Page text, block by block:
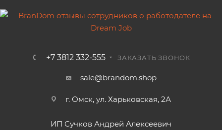
+7 3812 332-555 ЗАКАЗАТЬ ЗВОНОК
sale@brandom.shop
г. Омск, ул. Харьковская, 2А
ИП Сучков Андрей Алексеевич